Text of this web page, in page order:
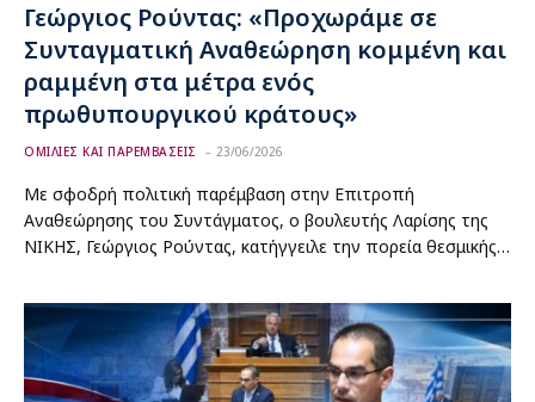
Γεώργιος Ρούντας: «Προχωράμε σε
Συνταγματική Αναθεώρηση κομμένη και
ραμμένη στα μέτρα ενός
πρωθυπουργικού κράτους»
ΟΜΙΛΙΕΣ ΚΑΙ ΠΑΡΕΜΒΑΣΕΙΣ 23/06/2026
Με σφοδρή πολιτική παρέμβαση στην Επιτροπή
Αναθεώρησης του Συντάγματος, ο βουλευτής Λαρίσης της
ΝΙΚΗΣ, Γεώργιος Ρούντας, κατήγγειλε την πορεία θεσμικής…